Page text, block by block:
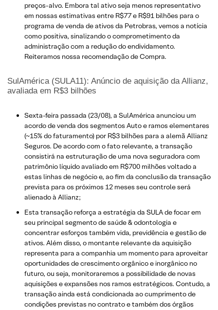
preços-alvo. Embora tal ativo seja menos representativo
em nossas estimativas entre R$77 e R$91 bilhões para o
programa de venda de ativos da Petrobras, vemos a notícia
como positiva, sinalizando o comprometimento da
administração com a redução do endividamento.
Reiteramos nossa recomendação de Compra.
SulAmérica (SULA11): Anúncio de aquisição da Allianz,
avaliada em R$3 bilhões
Sexta-feira passada (23/08), a SulAmérica anunciou um
acordo de venda dos segmentos Auto e ramos elementares
(~15% do faturamento) por R$3 bilhões para a alemã Allianz
Seguros. De acordo com o fato relevante, a transação
consistirá na estruturação de uma nova seguradora com
patrimônio líquido avaliado em R$700 milhões voltado a
estas linhas de negócio e, ao fim da conclusão da transação
prevista para os próximos 12 meses seu controle será
alienado à Allianz;
Esta transação reforça a estratégia da SULA de focar em
seu principal segmento de saúde & odontologia e
concentrar esforços também vida, previdência e gestão de
ativos. Além disso, o montante relevante da aquisição
representa para a companhia um momento para aproveitar
oportunidades de crescimento orgânico e inorgânico no
futuro, ou seja, monitoraremos a possibilidade de novas
aquisições e expansões nos ramos estratégicos. Contudo, a
transação ainda está condicionada ao cumprimento de
condições previstas no contrato e também dos órgãos